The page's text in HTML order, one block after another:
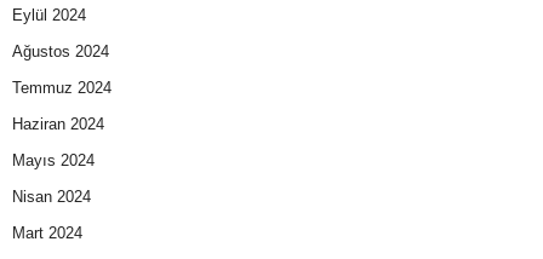
Eylül 2024
Ağustos 2024
Temmuz 2024
Haziran 2024
Mayıs 2024
Nisan 2024
Mart 2024